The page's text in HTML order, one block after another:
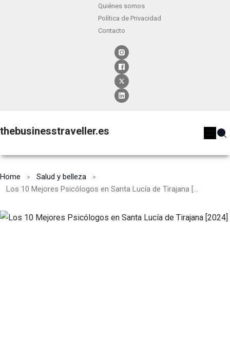
Quiénes somos
Política de Privacidad
Contacto
thebusinesstraveller.es
Home
Salud y belleza
Los 10 Mejores Psicólogos en Santa Lucía de Tirajana [2024]